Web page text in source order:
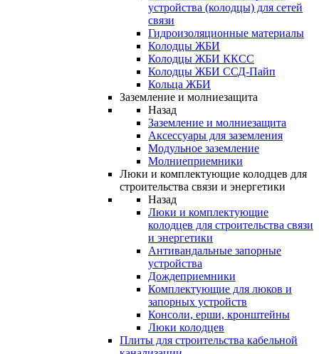
устройства (колодцы) для сетей
связи
Гидроизоляционные материалы
Колодцы ЖБИ
Колодцы ЖБИ ККСС
Колодцы ЖБИ ССД-Пайп
Кольца ЖБИ
Заземление и молниезащита
Назад
Заземление и молниезащита
Аксессуары для заземления
Модульное заземление
Молниеприемники
Люки и комплектующие колодцев для
строительства связи и энергетики
Назад
Люки и комплектующие
колодцев для строительства связи
и энергетики
Антивандальные запорные
устройства
Дождеприемники
Комплектующие для люков и
запорных устройств
Консоли, ерши, кронштейны
Люки колодцев
Плиты для строительства кабельной